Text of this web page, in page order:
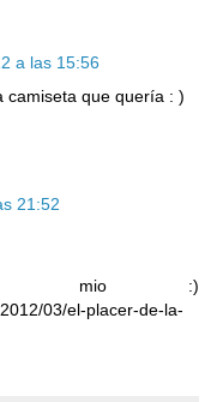
a las 15:56
camiseta que quería : )
21:52
el mio :)
03/el-placer-de-la-